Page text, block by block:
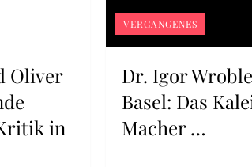
Oliver
in
VERGANGENES
Dr. Igor
Basel: Das
Macher …